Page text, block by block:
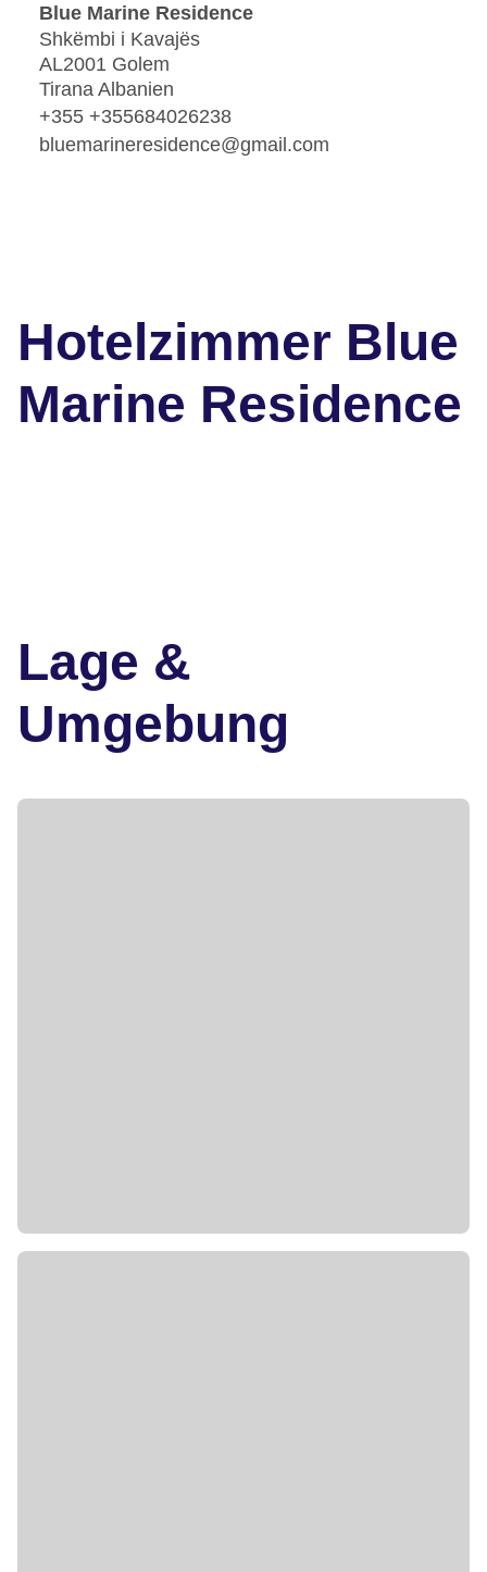
Blue Marine Residence
Shkëmbi i Kavajës
AL2001 Golem
Tirana Albanien
+355 +355684026238
bluemarineresidence@gmail.com
Hotelzimmer Blue
Marine Residence
Lage &
Umgebung